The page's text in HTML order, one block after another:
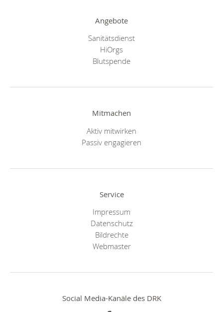
Angebote
Sanitätsdienst
HiOrgs
Blutspende
Mitmachen
Aktiv mitwirken
Passiv engagieren
Service
Impressum
Datenschutz
Bildrechte
Webmaster
Social Media-Kanäle des DRK